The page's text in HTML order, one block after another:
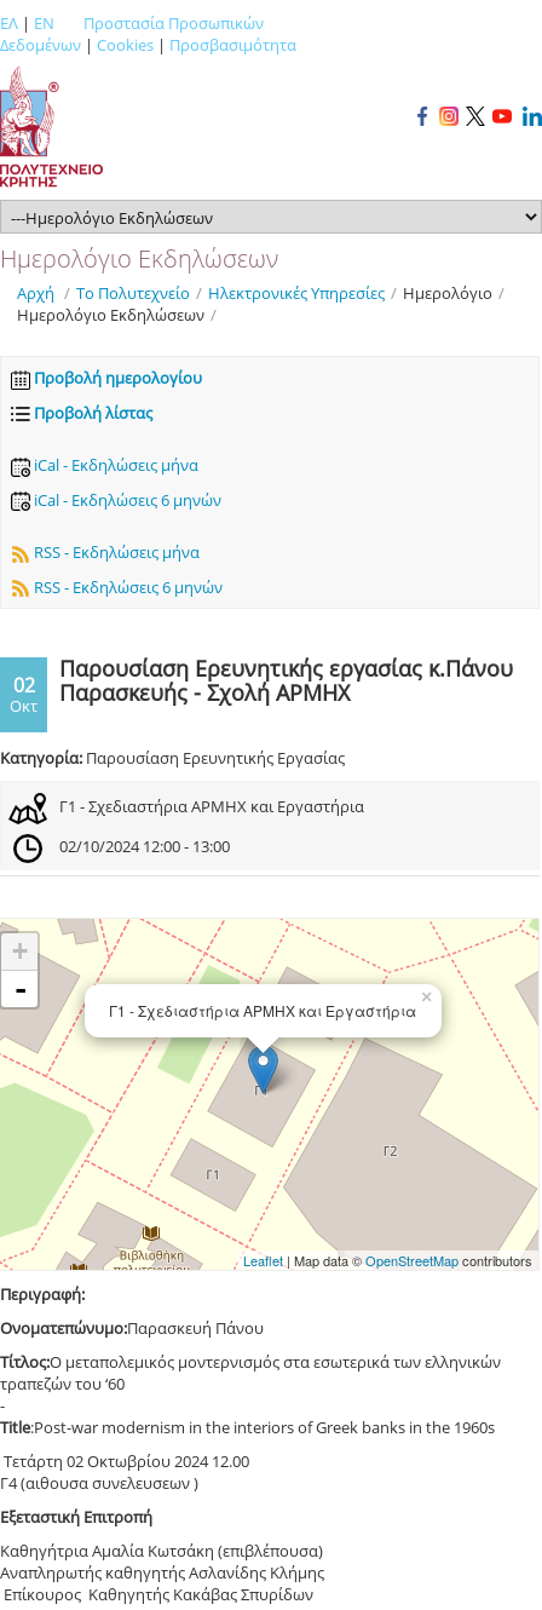
ΕΛ | EN
Προστασία Προσωπικών
Δεδομένων | Cookies | Προσβασιμότητα
Ημερολόγιο Εκδηλώσεων
Αρχή / Το Πολυτεχνείο / Ηλεκτρονικές Υπηρεσίες / Ημερολόγιο /
Ημερολόγιο Εκδηλώσεων /
Προβολή ημερολογίου
Προβολή λίστας
iCal - Εκδηλώσεις μήνα
iCal - Εκδηλώσεις 6 μηνών
RSS - Εκδηλώσεις μήνα
RSS - Εκδηλώσεις 6 μηνών
02
Οκτ
Παρουσίαση Ερευνητικής εργασίας κ.Πάνου
Παρασκευής - Σχολή ΑΡΜΗΧ
Κατηγορία: Παρουσίαση Ερευνητικής Εργασίας
Γ1 - Σχεδιαστήρια ΑΡΜΗΧ και Εργαστήρια
02/10/2024 12:00 - 13:00
×
Γ1 - Σχεδιαστήρια ΑΡΜΗΧ και Εργαστήρια
+
-
Leaflet| Map data ©OpenStreetMapcontributors
Περιγραφή:
Ονοματεπώνυμο:Παρασκευή Πάνου
Τίτλος:Ο μεταπολεμικός μοντερνισμός στα εσωτερικά των ελληνικών
τραπεζών του ‘60
-
Title:Post-war modernism in the interiors of Greek banks in the 1960s
Τετάρτη 02 Οκτωβρίου 2024 12.00
Γ4 (αιθουσα συνελευσεων )
Εξεταστική Επιτροπή
Καθηγήτρια Αμαλία Κωτσάκη (επιβλέπουσα)
Αναπληρωτής καθηγητής Ασλανίδης Κλήμης
Επίκουρος Καθηγητής Κακάβας Σπυρίδων